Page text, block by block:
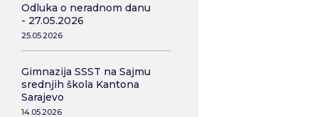
Odluka o neradnom danu
- 27.05.2026
25.05.2026
Gimnazija SSST na Sajmu
srednjih škola Kantona
Sarajevo
14.05.2026